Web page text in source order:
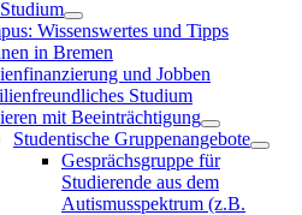
Wissenswertes und Tipps
in Bremen
und Jobben
Studium
mit Beeinträchtigung
Studentische Gruppenangebote
Gesprächsgruppe für
Studierende aus dem
Autismusspektrum (z.B.